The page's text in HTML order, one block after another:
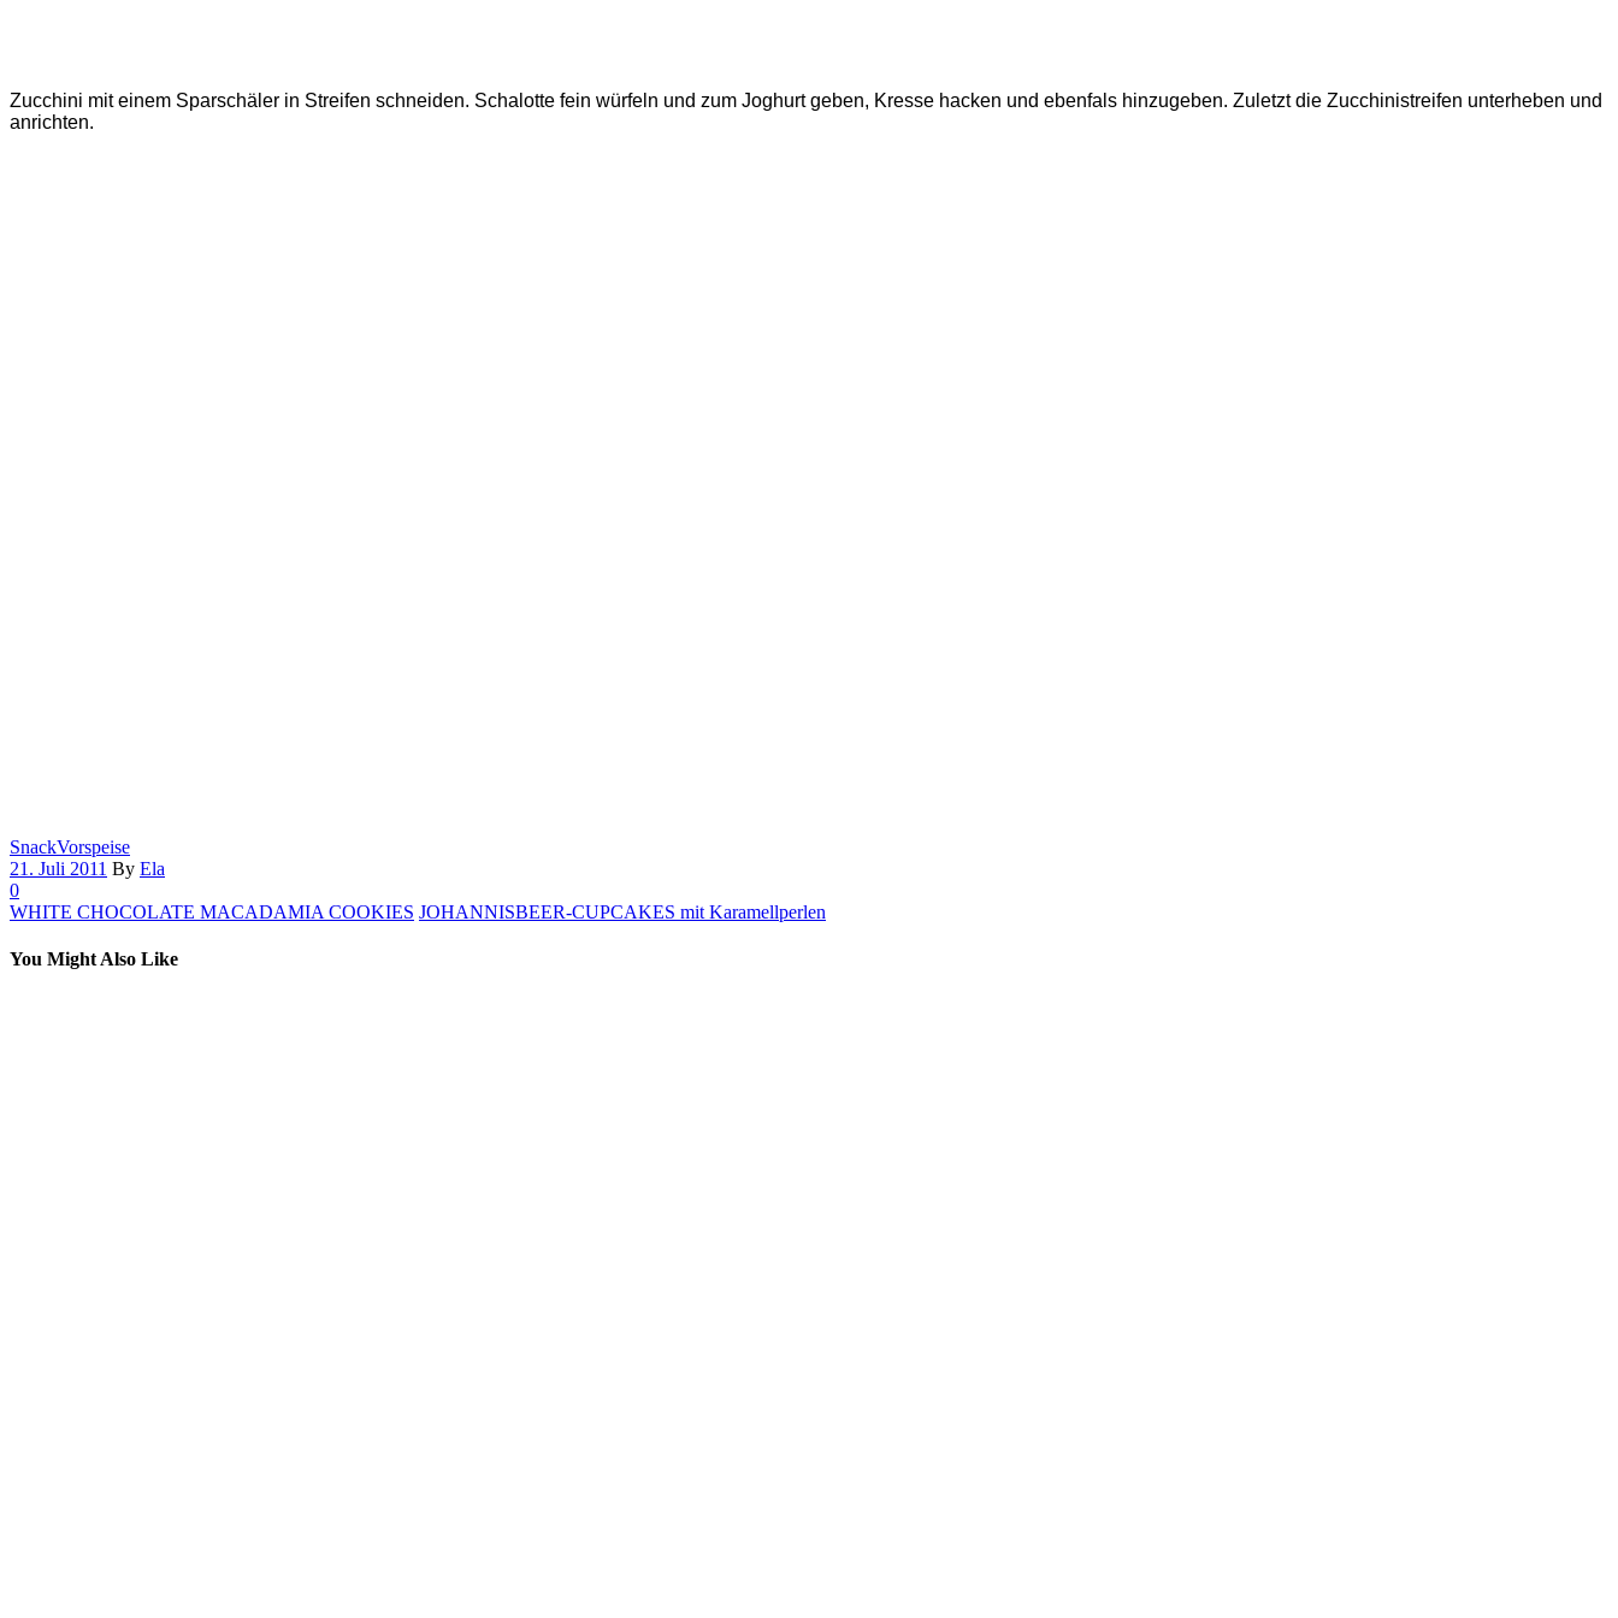
Zucchini mit einem Sparschäler in Streifen schneiden. Schalotte fein würfeln und zum Joghurt geben, Kresse hacken und ebenfals hinzugeben. Zuletzt die Zucchinistreifen unterheben und
anrichten.
SnackVorspeise
21. Juli 2011 By Ela
0
WHITE CHOCOLATE MACADAMIA COOKIES JOHANNISBEER-CUPCAKES mit Karamellperlen
You Might Also Like